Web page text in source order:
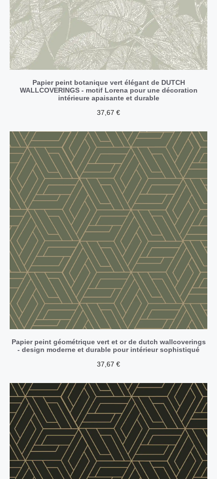
Papier peint botanique vert élégant de DUTCH
WALLCOVERINGS - motif Lorena pour une décoration
intérieure apaisante et durable
37,67 €
Papier peint géométrique vert et or de dutch wallcoverings
- design moderne et durable pour intérieur sophistiqué
37,67 €